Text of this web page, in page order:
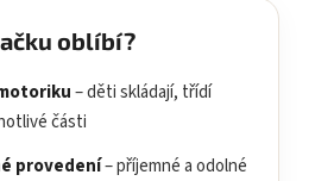
oblíbí?
– děti skládají, třídí
části
provedení– příjemné a odolné